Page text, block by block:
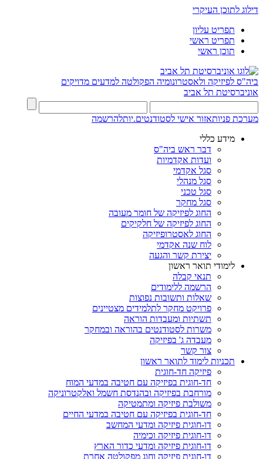
דילוג לתוכן העיקרי
תפריט עליון
תפריט ראשי
תוכן ראשי
ביה"ס לפיזיקה ולאסטרונומיה הפקולטה למדעים מדויקים
אוניברסיטת תל אביב
מערכת פניותאזור אישי לסטודנטים.יותלהרשמה
מידע כללי
דבר ראש ביה"ס
ועדות אקדמיות
סגל אקדמי
סגל מנהלי
סגל טכני
סגל מחקר
החוג לפיזיקה של חומר מעובה
החוג לפיזיקה של חלקיקים
החוג לאסטרופיזיקה
לוח שנה אקדמי
יצירת קשר והגעה
לימודי תואר ראשון
תנאי קבלה
הרשמה ללימודים
שאלות ותשובות נפוצות
פרויקט מחקר לתלמידים מצטיינים
תשתיות ומעבדות הוראה
משרות לסטודנטים בהוראה ובמחקר
מעבדה ג' בפיזיקה
צור קשר
תכניות לימוד לתואר ראשון
פיזיקה חד-חוגית
חד-חוגית בפיזיקה עם חטיבה במדעי המוח
מורחבת בפיזיקה ובהנדסת חשמל ואלקטרוניקה
משולבת פיזיקה ומתמטיקה
חד-חוגית בפיזיקה עם חטיבה במדעי החיים
דו-חוגית פיזיקה ומדעי המחשב
דו-חוגית פיזיקה וכימיה
דו-חוגית פיזיקה ומדעי כדור הארץ
דו-חוגית פיזיקה וחוג מפקולטה אחרת